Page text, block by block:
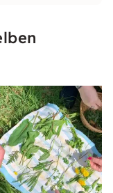
or as a gift.